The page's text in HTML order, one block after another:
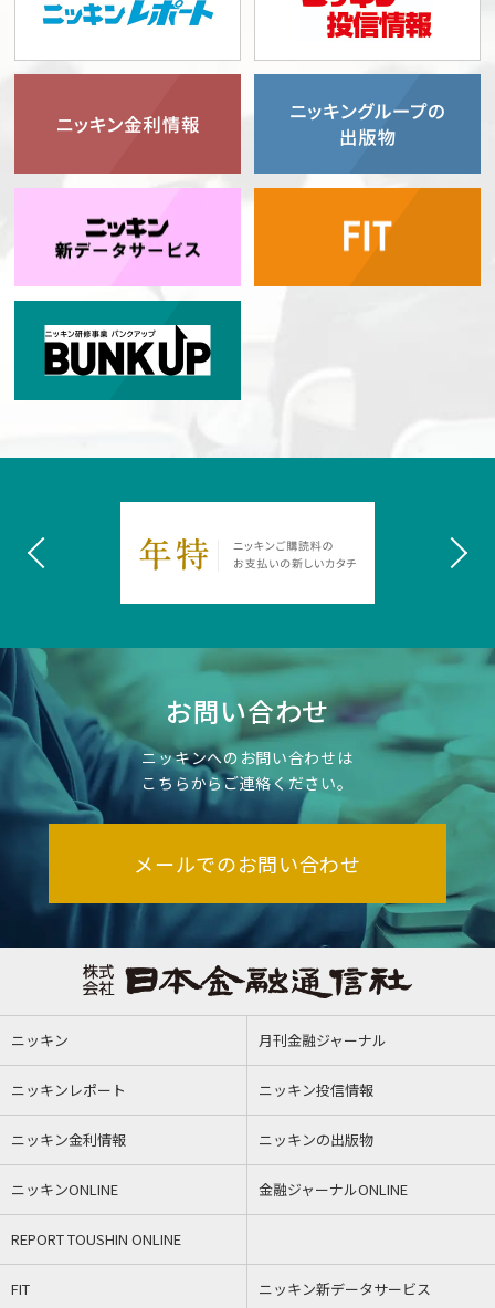
お問い合わせ
ニッキンへのお問い合わせは
こちらからご連絡ください。
メールでのお問い合わせ
ニッキン 月刊金融ジャーナル
ニッキンレポート ニッキン投信情報
ニッキン金利情報 ニッキンの出版物
ニッキンONLINE 金融ジャーナルONLINE
REPORT TOUSHIN ONLINE
FIT ニッキン新データサービス